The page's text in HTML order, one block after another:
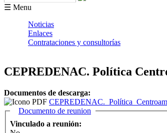
Formulario de búsqueda
☰ Menu
Noticias
Enlaces
Contrataciones y consultorías
CEPREDENAC. Política
Documentos de descarga:
Ocultar
Documento de reunion
Vinculado a reunión: